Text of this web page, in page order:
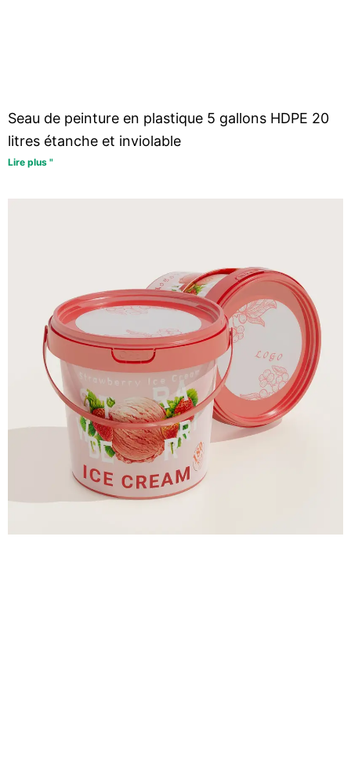
Seau de peinture en plastique 5 gallons HDPE 20
litres étanche et inviolable
Lire plus "